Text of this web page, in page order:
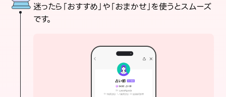
迷ったら「おすすめ」や「おまかせ」を使うとスムーズ
です。